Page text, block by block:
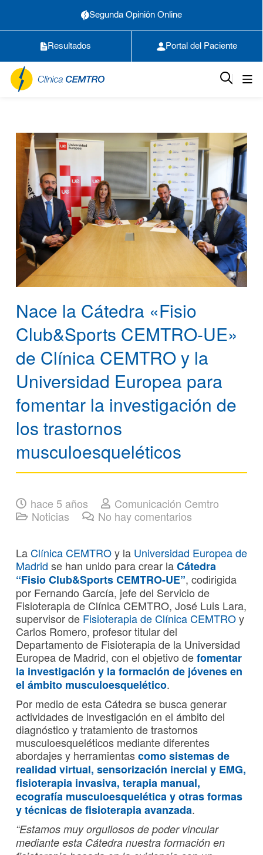
Segunda Opinión Online
Resultados Portal del Paciente
Nace la Cátedra «Fisio
Club&Sports CEMTRO-UE»
de Clínica CEMTRO y la
Universidad Europea para
fomentar la investigación de
los trastornos
musculoesqueléticos
hace 5 años
Comunicación Cemtro
Noticias
No hay comentarios
LaClínica CEMTROy la Universidad Europea de
Madrid se han unido para crear laCátedra
“Fisio Club&Sports CEMTRO-UE”, codirigida
por Fernando García, jefe del Servicio de
Fisioterapia de Clínica CEMTRO, José Luis Lara,
supervisor de Fisioterapia de Clínica CEMTROy
Carlos Romero, profesor titular del
Departamento de Fisioterapia de la Universidad
Europea de Madrid, con el objetivo defomentar
la investigación y la formación de jóvenes en
el ámbito musculoesquelético.
Por medio de esta Cátedra se busca generar
actividades de investigación en el ámbito del
diagnóstico y tratamiento de trastornos
musculoesqueléticos mediante diferentes
abordajes y herramientascomo sistemas de
realidad virtual, sensorización inercial y EMG,
fisioterapia invasiva, terapia manual,
ecografía musculoesquelética y otras formas
y técnicas defisioterapiaavanzada.
“Estamos muy orgullosos de poder vincular
mediante esta Cátedra nuestra formación en